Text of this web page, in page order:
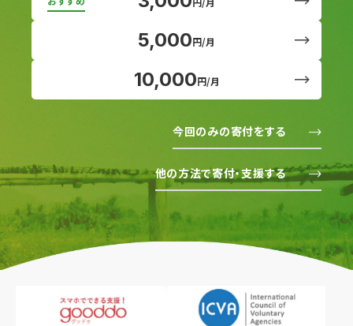
5,000円/月
10,000円/月
今回のみの寄付をする
他の方法で寄付・支援する